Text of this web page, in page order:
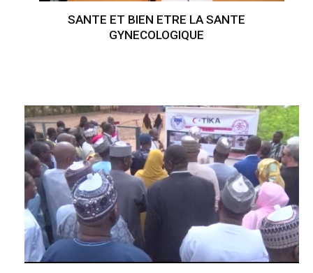
SANTE ET BIEN ETRE LA SANTE
GYNECOLOGIQUE